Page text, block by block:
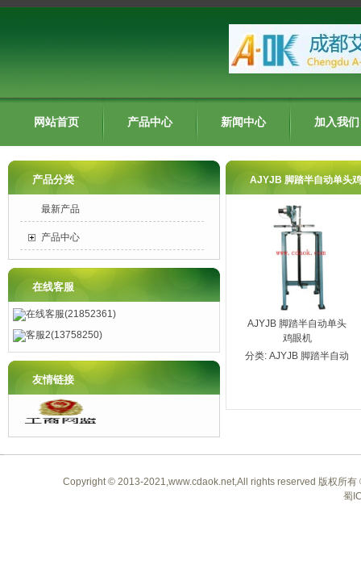
网站首页 产品中心 新闻中心 加入我们
AJYJB 脚踏半自动单头
AJYJB 脚踏半自动单头
鸡眼机
分类: AJYJB 脚踏半自动
产品分类
最新产品
产品中心
在线客服
在线客服(21852361)
客服2(13758250)
友情链接
Copyright © 2013-2021,www.cdaok.net,All rights reserved 版权所
蜀